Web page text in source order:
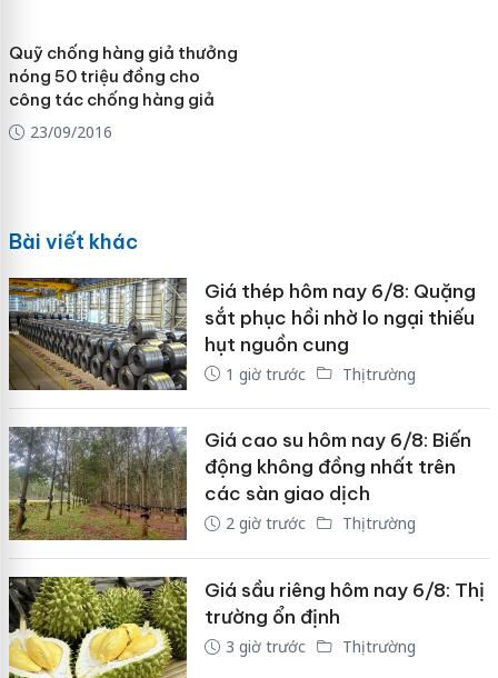
Quỹ chống hàng giả thưởng
nóng 50 triệu đồng cho
công tác chống hàng giả
23/09/2016
Bài viết khác
Giá thép hôm nay 6/8: Quặng
sắt phục hồi nhờ lo ngại thiếu
hụt nguồn cung
1 giờ trước Thị trường
Giá cao su hôm nay 6/8: Biến
động không đồng nhất trên
các sàn giao dịch
2 giờ trước Thị trường
Giá sầu riêng hôm nay 6/8: Thị
trường ổn định
3 giờ trước Thị trường